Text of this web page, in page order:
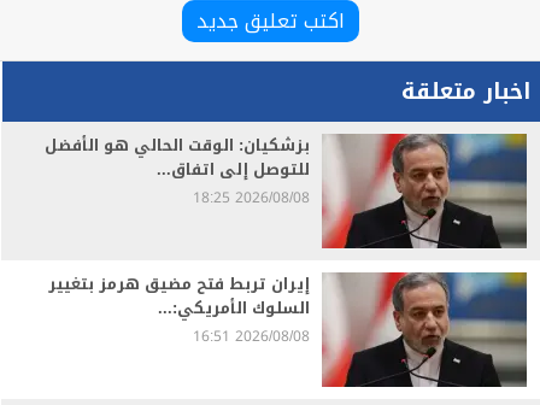
اكتب تعليق جديد
اخبار متعلقة
بزشكيان: الوقت الحالي هو الأفضل
للتوصل إلى اتفاق...
2026/08/08 18:25
إيران تربط فتح مضيق هرمز بتغيير
السلوك الأمريكي:...
2026/08/08 16:51